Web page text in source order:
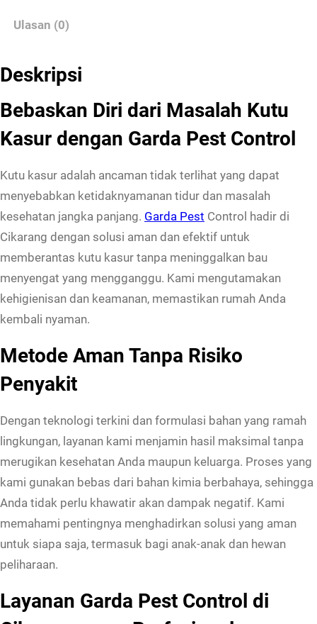
b
s
m
i
K
u
t
u
K
a
s
u
d
i
i
k
a
r
a
n
g
A
a
Ulasan (0)
Deskripsi
Bebaskan Diri dari Masalah Kutu
Kasur dengan Garda Pest Control
Kutu kasur adalah ancaman tidak terlihat yang dapat
menyebabkan ketidaknyamanan tidur dan masalah
kesehatan jangka panjang. Garda Pest Control hadir di
Cikarang dengan solusi aman dan efektif untuk
memberantas kutu kasur tanpa meninggalkan bau
menyengat yang mengganggu. Kami mengutamakan
kehigienisan dan keamanan, memastikan rumah Anda
kembali nyaman.
Metode Aman Tanpa Risiko
Penyakit
Dengan teknologi terkini dan formulasi bahan yang ramah
lingkungan, layanan kami menjamin hasil maksimal tanpa
merugikan kesehatan Anda maupun keluarga. Proses yang
kami gunakan bebas dari bahan kimia berbahaya, sehingga
Anda tidak perlu khawatir akan dampak negatif. Kami
memahami pentingnya menghadirkan solusi yang aman
untuk siapa saja, termasuk bagi anak-anak dan hewan
peliharaan.
Layanan Garda Pest Control di